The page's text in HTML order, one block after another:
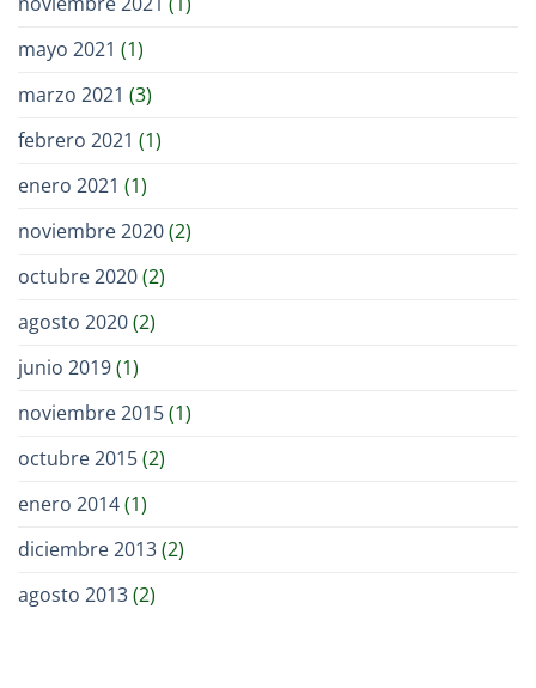
mayo 2021 (1)
marzo 2021 (3)
febrero 2021 (1)
enero 2021 (1)
noviembre 2020(2)
octubre 2020(2)
agosto 2020(2)
junio 2019(1)
noviembre 2015(1)
octubre 2015(2)
enero 2014(1)
diciembre 2013(2)
agosto 2013(2)